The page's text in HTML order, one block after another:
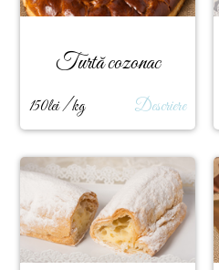
Turtă cozonac
150lei / kg Descriere